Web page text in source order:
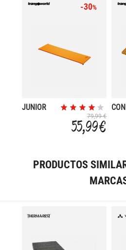
-30%
JUNIOR
79,99 €
55,99 €
PRODUCTOS